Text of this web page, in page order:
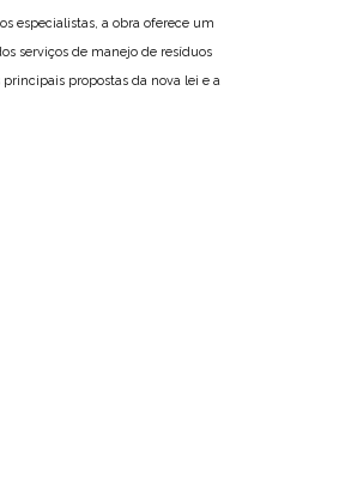
especialistas, a obra oferece um
serviços de manejo de resíduos
propostas da nova lei e a